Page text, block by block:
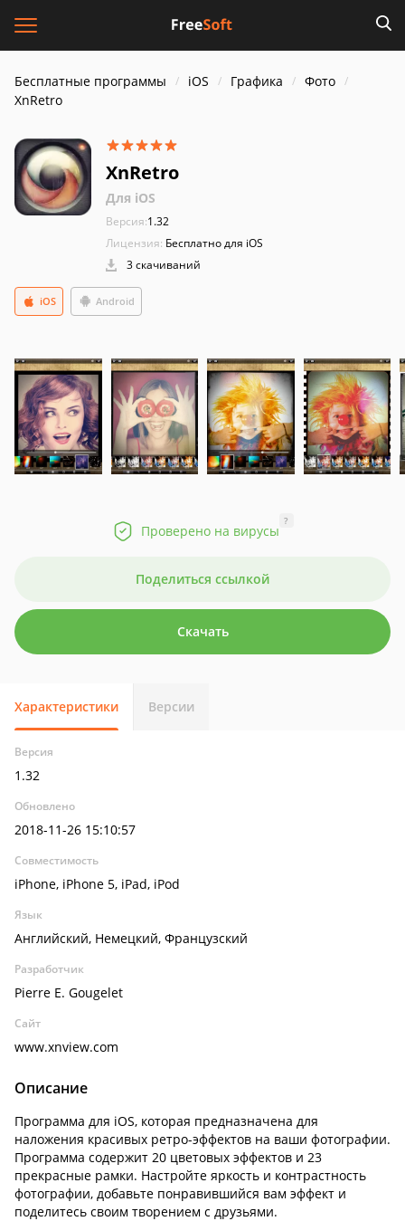
Бесплатные программы iOS Графика
Фото
XnRetro
XnRetro
Для iOS
Версия:1.32
Лицензия: Бесплатно для iOS
3 скачиваний
Android
iOS
Проверено на вирусы
?
Поделиться ссылкой
Скачать
Характеристики Версии
Версия
1.32
Обновлено
2018-11-26 15:10:57
Совместимость
iPhone, iPhone 5, iPad, iPod
Язык
Английский, Немецкий, Французский
Разработчик
Pierre E. Gougelet
Сайт
www.xnview.com
Описание
Программа для iOS, которая предназначена для
наложения красивых ретро-эффектов на ваши фотографии.
Программа содержит 20 цветовых эффектов и 23
прекрасные рамки. Настройте яркость и контрастность
фотографии, добавьте понравившийся вам эффект и
поделитесь своим творением с друзьями.